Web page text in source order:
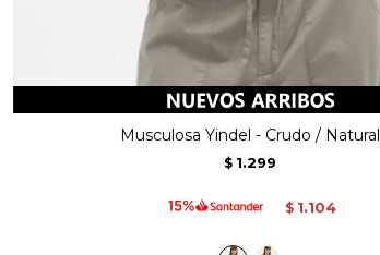
Musculosa Yindel - Crudo / Natural
$ 1.299
$ 1.104